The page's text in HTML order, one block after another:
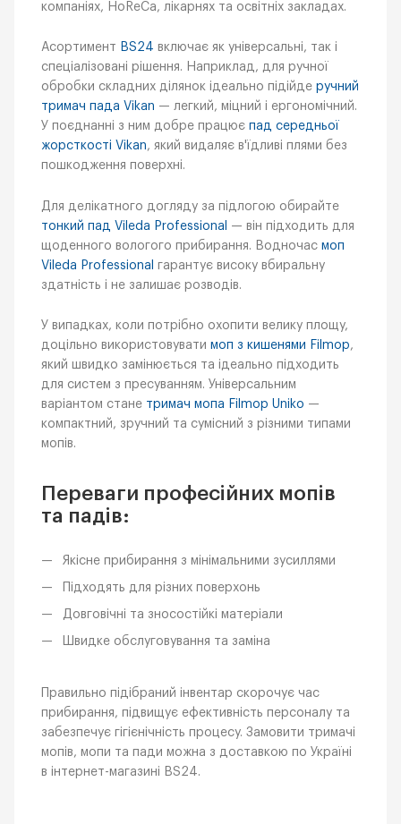
компаніях, HoReCa, лікарнях та освітніх закладах.
Асортимент BS24 включає як універсальні, так і
спеціалізовані рішення. Наприклад, для ручної
обробки складних ділянок ідеально підійде ручний
тримач пада Vikan — легкий, міцний і ергономічний.
У поєднанні з ним добре працює пад середньої
жорсткості Vikan, який видаляє в'їдливі плями без
пошкодження поверхні.
Для делікатного догляду за підлогою обирайте
тонкий пад Vileda Professional
— він підходить для
щоденного вологого прибирання. Водночас моп
Vileda Professional гарантує високу вбиральну
здатність і не залишає розводів.
У випадках, коли потрібно охопити велику площу,
доцільно використовувати моп з кишенями Filmop,
який швидко замінюється та ідеально підходить
для систем з пресуванням. Універсальним
варіантом стане тримач мопа Filmop Uniko —
компактний, зручний та сумісний з різними типами
мопів.
Переваги професійних мопів
та падів:
Якісне прибирання з мінімальними зусиллями
Підходять для різних поверхонь
Довговічні та зносостійкі матеріали
Швидке обслуговування та заміна
Правильно підібраний інвентар скорочує час
прибирання, підвищує ефективність персоналу та
забезпечує гігієнічність процесу. Замовити тримачі
мопів, мопи та пади можна з доставкою по Україні
в інтернет-магазині BS24.